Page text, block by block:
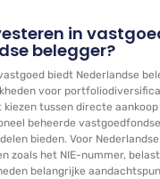
in
belegger?
biedt Nederlandse
voor
tussen directe
beheerde
bieden. Voor
zoals het NIE-nummer,
belangrijke